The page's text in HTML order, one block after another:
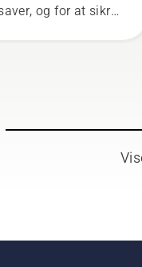
og for at sikre,
at få at vide,
til kæden på
og sørg for, at